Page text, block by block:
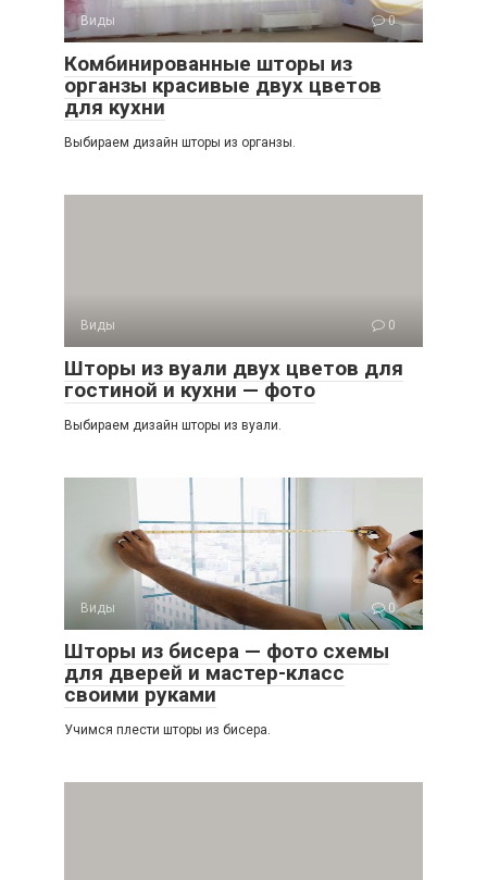
Виды 0
Комбинированные шторы из
органзы красивые двух цветов
для кухни
Выбираем дизайн шторы из органзы.
Виды 0
Шторы из вуали двух цветов для
гостиной и кухни — фото
Выбираем дизайн шторы из вуали.
Виды 0
Шторы из бисера — фото схемы
для дверей и мастер-класс
своими руками
Учимся плести шторы из бисера.